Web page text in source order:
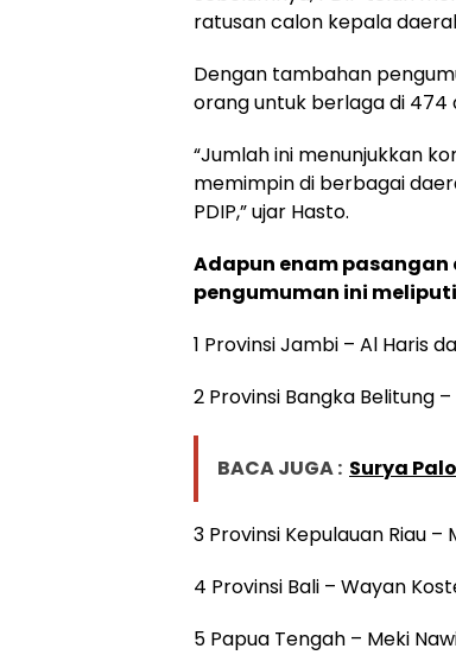
ratusan calon kepala
Dengan tambahan
orang untuk berlaga di 474
“Jumlah ini menunjukkan
memimpin di berbagai
PDIP,” ujar Hasto.
Adapun enam pasangan
pengumuman ini
1 Provinsi Jambi – Al Haris
2 Provinsi Bangka Belitung
BACA JUGA : Surya
3 Provinsi Kepulauan Riau
4 Provinsi Bali – Wayan
5 Papua Tengah – Meki